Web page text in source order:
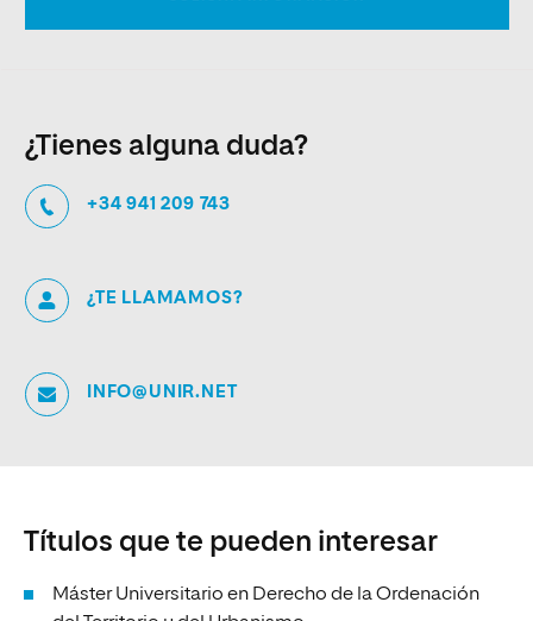
¿Tienes alguna duda?
+34 941 209 743
¿TE LLAMAMOS?
INFO@UNIR.NET
Títulos que te pueden interesar
Máster Universitario en Derecho de la Ordenación